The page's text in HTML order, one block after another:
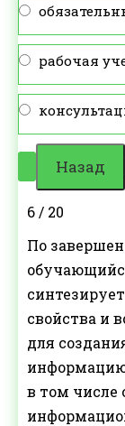
рабочая
6 / 20
По
свойства и
для
в том числе